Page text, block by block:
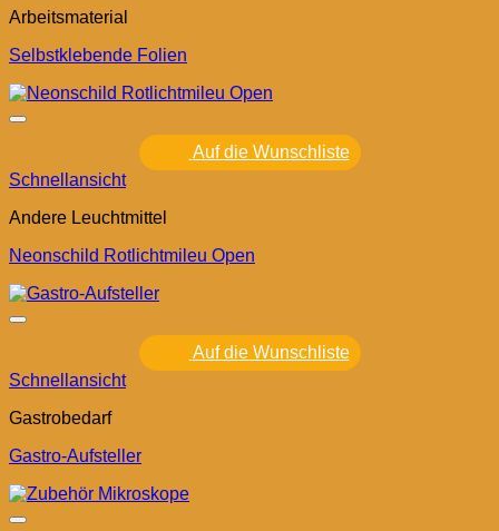
Arbeitsmaterial
Selbstklebende Folien
Auf die Wunschliste
Schnellansicht
Andere Leuchtmittel
Neonschild Rotlichtmileu Open
Auf die Wunschliste
Schnellansicht
Gastrobedarf
Gastro-Aufsteller